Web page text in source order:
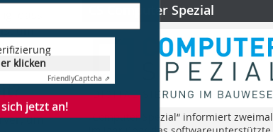
dass
um
um
klicken
jetzt an!
CS Computer Spezial
„Computer Spezial“ informiert zweimal